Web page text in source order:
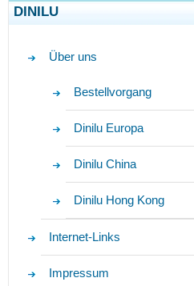
DINILU
Über uns
Bestellvorgang
Dinilu Europa
Dinilu China
Dinilu Hong Kong
Internet-Links
Impressum